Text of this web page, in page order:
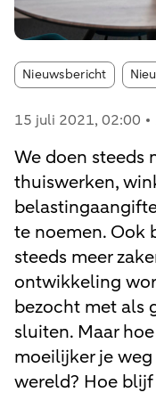
Nieuwsbericht
15 juli 2021, 02:00
We doen steeds
thuiswerken,
te noemen. Ook
steeds meer
ontwikkeling
bezocht met als
sluiten. Maar
moeilijker je
wereld? Hoe